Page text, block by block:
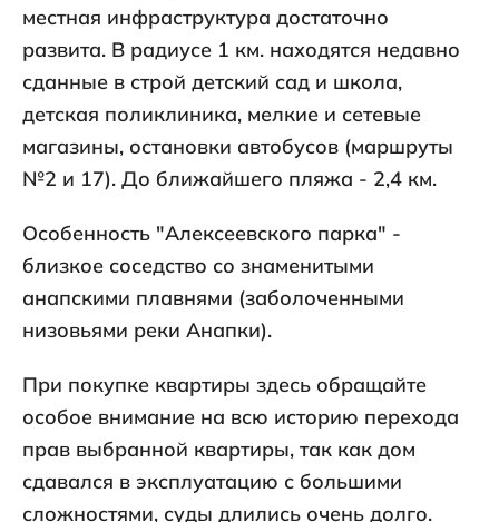
местная инфраструктура достаточно
развита. В радиусе 1 км. находятся недавно
сданные в строй детский сад и школа,
детская поликлиника, мелкие и сетевые
магазины, остановки автобусов (маршруты
№2 и 17). До ближайшего пляжа - 2,4 км.
Особенность "Алексеевского парка" -
близкое соседство со знаменитыми
анапскими плавнями (заболоченными
низовьями реки Анапки).
При покупке квартиры здесь обращайте
особое внимание на всю историю перехода
прав выбранной квартиры, так как дом
сдавался в эксплуатацию с большими
сложностями, суды длились очень долго.